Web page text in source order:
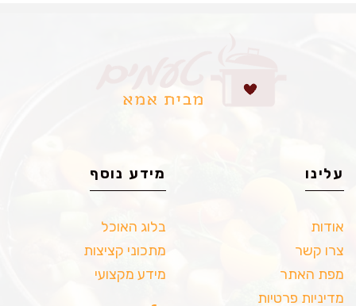
עלינו
אודות
צרו קשר
מפת האתר
מדיניות פרטיות
מידע נוסף
בלוג האוכל
מתכוני קציצות
מידע מקצועי